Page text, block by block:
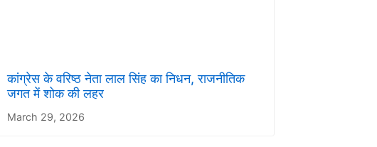
कांग्रेस के वरिष्ठ नेता लाल सिंह का निधन, राजनीतिक
जगत में शोक की लहर
March 29, 2026